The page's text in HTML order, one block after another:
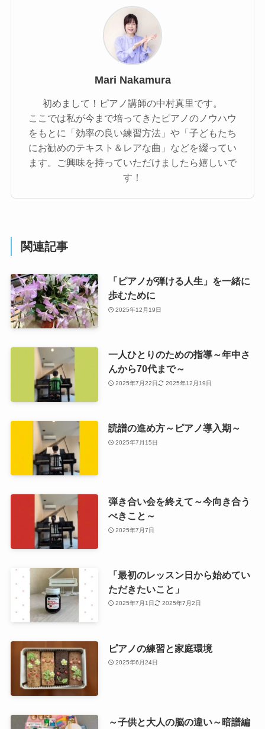
Mari Nakamura
初めまして！ピアノ講師の中村真里です。
ここでは私が今まで培ってきたピアノのノウハウ
をもとに「効率の良い練習方法」や「子どもたち
にお勧めのテキスト＆レアな曲」などを綴ってい
ます。ご興味を持っていただけましたら嬉しいで
す！
関連記事
「ピアノが弾ける人生」を一緒に
歩むために
2025年12月19日
一人ひとりのための指導～年中さ
んから70代まで～
2025年7月22日 2025年12月19日
読譜の進め方～ピアノ導入期～
2025年7月15日
弾き合い会を終えて～今向き合う
べきこと～
2025年7月7日
「最初のレッスン日から始めてい
ただきたいこと」
2025年7月1日 2025年7月2日
ピアノの練習と家庭環境
2025年6月24日
～子供と大人の脳の違い～暗譜編